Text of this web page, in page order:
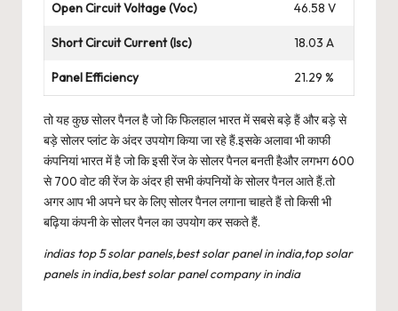
Open Circuit Voltage (Voc) 46.58 V
Short Circuit Current (Isc) 18.03 A
Panel Efficiency 21.29 %
तो यह कुछ सोलर पैनल है जो कि फिलहाल भारत में सबसे बड़े हैं और बड़े से
बड़े सोलर प्लांट के अंदर उपयोग किया जा रहे हैं.इसके अलावा भी काफी
कंपनियां भारत में है जो कि इसी रेंज के सोलर पैनल बनती हैऔर लगभग 600
से 700 वोट की रेंज के अंदर ही सभी कंपनियों के सोलर पैनल आते हैं.तो
अगर आप भी अपने घर के लिए सोलर पैनल लगाना चाहते हैं तो किसी भी
बढ़िया कंपनी के सोलर पैनल का उपयोग कर सकते हैं.
indias top 5 solar panels,best solar panel in india,top solar
panels in india,best solar panel company in india